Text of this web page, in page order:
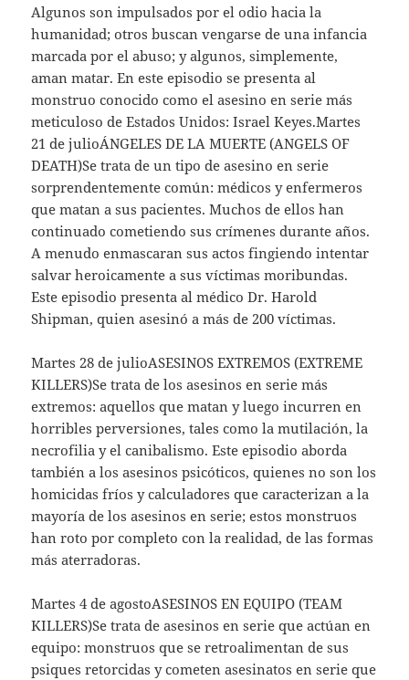
Algunos son impulsados por el odio hacia la
humanidad; otros buscan vengarse de una infancia
marcada por el abuso; y algunos, simplemente,
aman matar. En este episodio se presenta al
monstruo conocido como el asesino en serie más
meticuloso de Estados Unidos: Israel Keyes.Martes
21 de julioÁNGELES DE LA MUERTE (ANGELS OF
DEATH)Se trata de un tipo de asesino en serie
sorprendentemente común: médicos y enfermeros
que matan a sus pacientes. Muchos de ellos han
continuado cometiendo sus crímenes durante años.
A menudo enmascaran sus actos fingiendo intentar
salvar heroicamente a sus víctimas moribundas.
Este episodio presenta al médico Dr. Harold
Shipman, quien asesinó a más de 200 víctimas.
Martes 28 de julioASESINOS EXTREMOS (EXTREME
KILLERS)Se trata de los asesinos en serie más
extremos: aquellos que matan y luego incurren en
horribles perversiones, tales como la mutilación, la
necrofilia y el canibalismo. Este episodio aborda
también a los asesinos psicóticos, quienes no son los
homicidas fríos y calculadores que caracterizan a la
mayoría de los asesinos en serie; estos monstruos
han roto por completo con la realidad, de las formas
más aterradoras.
Martes 4 de agostoASESINOS EN EQUIPO (TEAM
KILLERS)Se trata de asesinos en serie que actúan en
equipo: monstruos que se retroalimentan de sus
psiques retorcidas y cometen asesinatos en serie que